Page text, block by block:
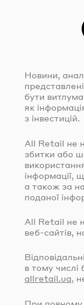
Новини,
бути
як
з інвестицій.
All Retail не
збитки або
інформації,
а також за
поданої
All Retail не
веб-сайтів,
в тому числі
allretail.ua,